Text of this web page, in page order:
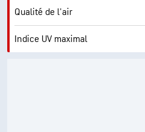
Qualité de l'air
Indice UV maximal